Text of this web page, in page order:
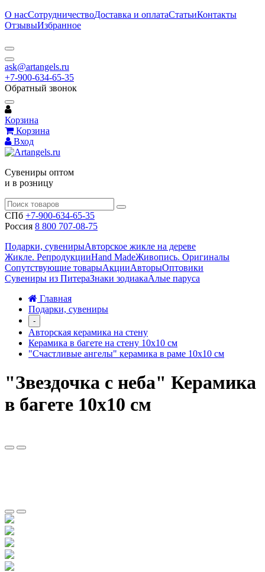
О насСотрудничествоДоставка и оплатаСтатьиКонтакты
ОтзывыИзбранное
ask@artangels.ru
+7-900-634-65-35
Обратный звонок
Корзина
Корзина
Вход
Сувениры оптом
и в розницу
СПб +7-900-634-65-35
Россия 8 800 707-08-75
Подарки, сувенирыАвторское жикле на дереве
Жикле. РепродукцииHand MadeЖивопись. Оригиналы
Сопутствующие товарыАкцииАвторыОптовики
Сувениры из ПитераЗнаки зодиакаАлые паруса
Главная
Подарки, сувениры
-
Авторская керамика на стену
Керамика в багете на стену 10х10 см
"Счастливые ангелы" керамика в раме 10х10 см
"Звездочка с неба" Керамика
в багете 10х10 см